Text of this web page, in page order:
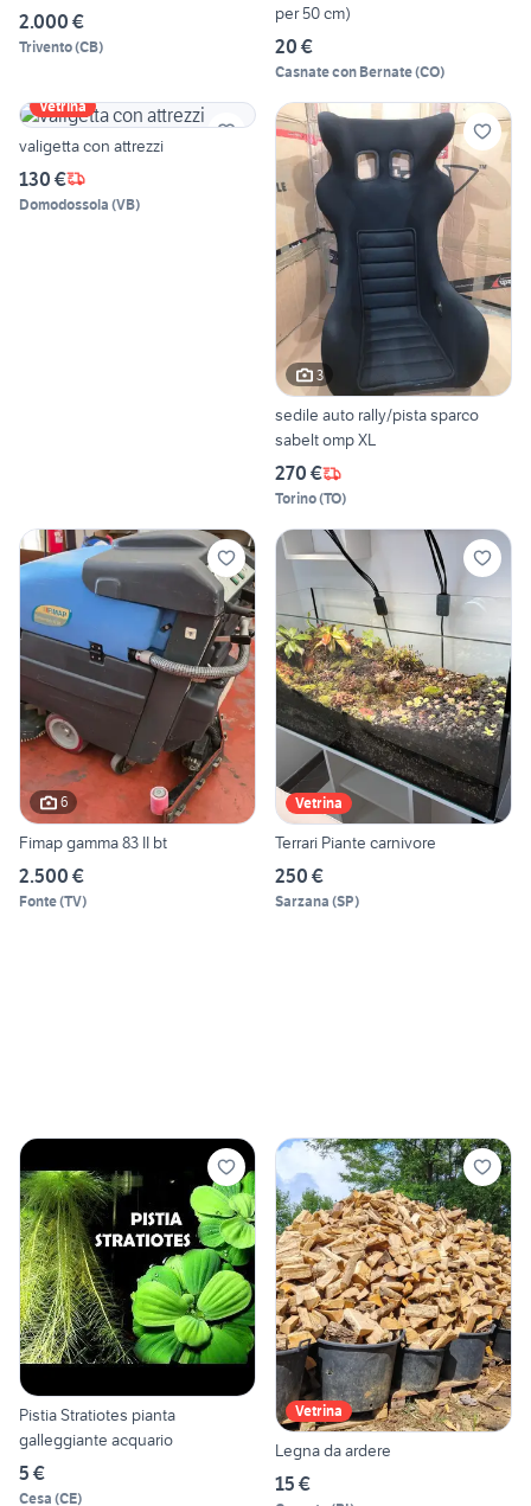
2.000 €
Trivento(CB)
per 50 cm)
20 €
Casnate con Bernate(CO)
Vetrina
valigetta con attrezzi
130 €
Domodossola (VB)
3
sedile auto rally/pista sparco
sabelt omp XL
270 €
Torino(TO)
6
Fimap gamma 83 II bt
2.500 €
Fonte(TV)
Vetrina
Terrari Piante carnivore
250 €
Sarzana (SP)
Pistia Stratiotes pianta
galleggiante acquario
5 €
Cesa (CE)
Vetrina
Legna da ardere
15 €